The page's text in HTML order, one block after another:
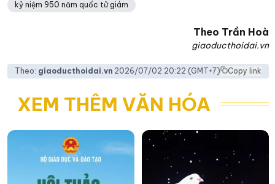
kỷ niệm 950 năm quốc tử giám
Theo Trần Hoà
giaoducthoidai.vn
Theo: giaoducthoidai.vn 2026/07/02 20:22 (GMT+7) Copy link
XEM THÊM VĂN HÓA